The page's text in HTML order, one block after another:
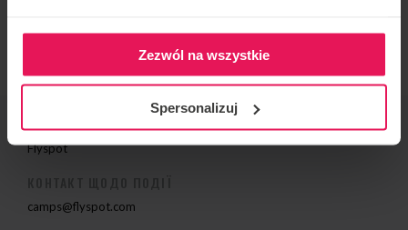
Zezwól na wszystkie
Spersonalizuj
нами за адресоюcamp@flyspot.com
ОРГАНІЗАТОР ЗАХОДУ
Flyspot
camps@flyspot.com